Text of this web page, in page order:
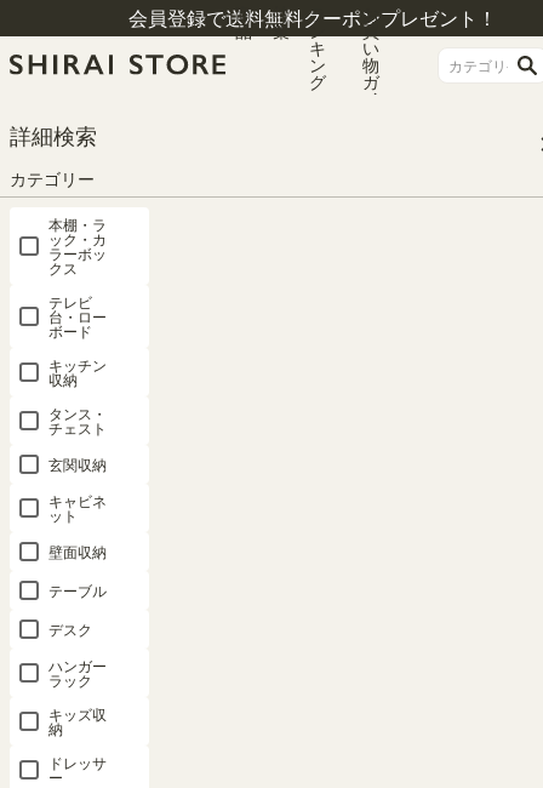
会員登録で送料無料クーポンプレゼント！
商
品
特
集
ラ
ン
キ
ン
グ
お
買
い
物
ガ
イ
詳細検索
カテゴリー
本棚・ラ
ック・カ
ラーボッ
クス
テレビ
台・ロー
ボード
キッチン
収納
タンス・
チェスト
玄関収納
キャビネ
ット
壁面収納
テーブル
デスク
ハンガー
ラック
キッズ収
納
ドレッサ
ー
HOME カテゴリー
キャビネット 棚 幅120cm 高さ85cm ナチュラルブラウン カウンター下 引き戸
キッチン収納 ピタシエ PTS-8512SDNA